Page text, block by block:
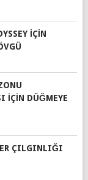
IÇIN
IÇIN DÜĞMEYE
ÇILGINLIĞI